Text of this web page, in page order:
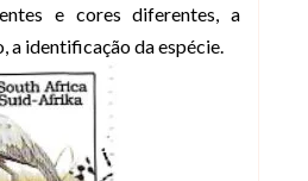
e cores diferentes, a
a identificação da espécie.